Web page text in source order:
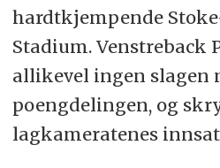
hardtkjempende
Stadium. Venstreback
allikevel ingen slagen
poengdelingen, og
lagkameratenes